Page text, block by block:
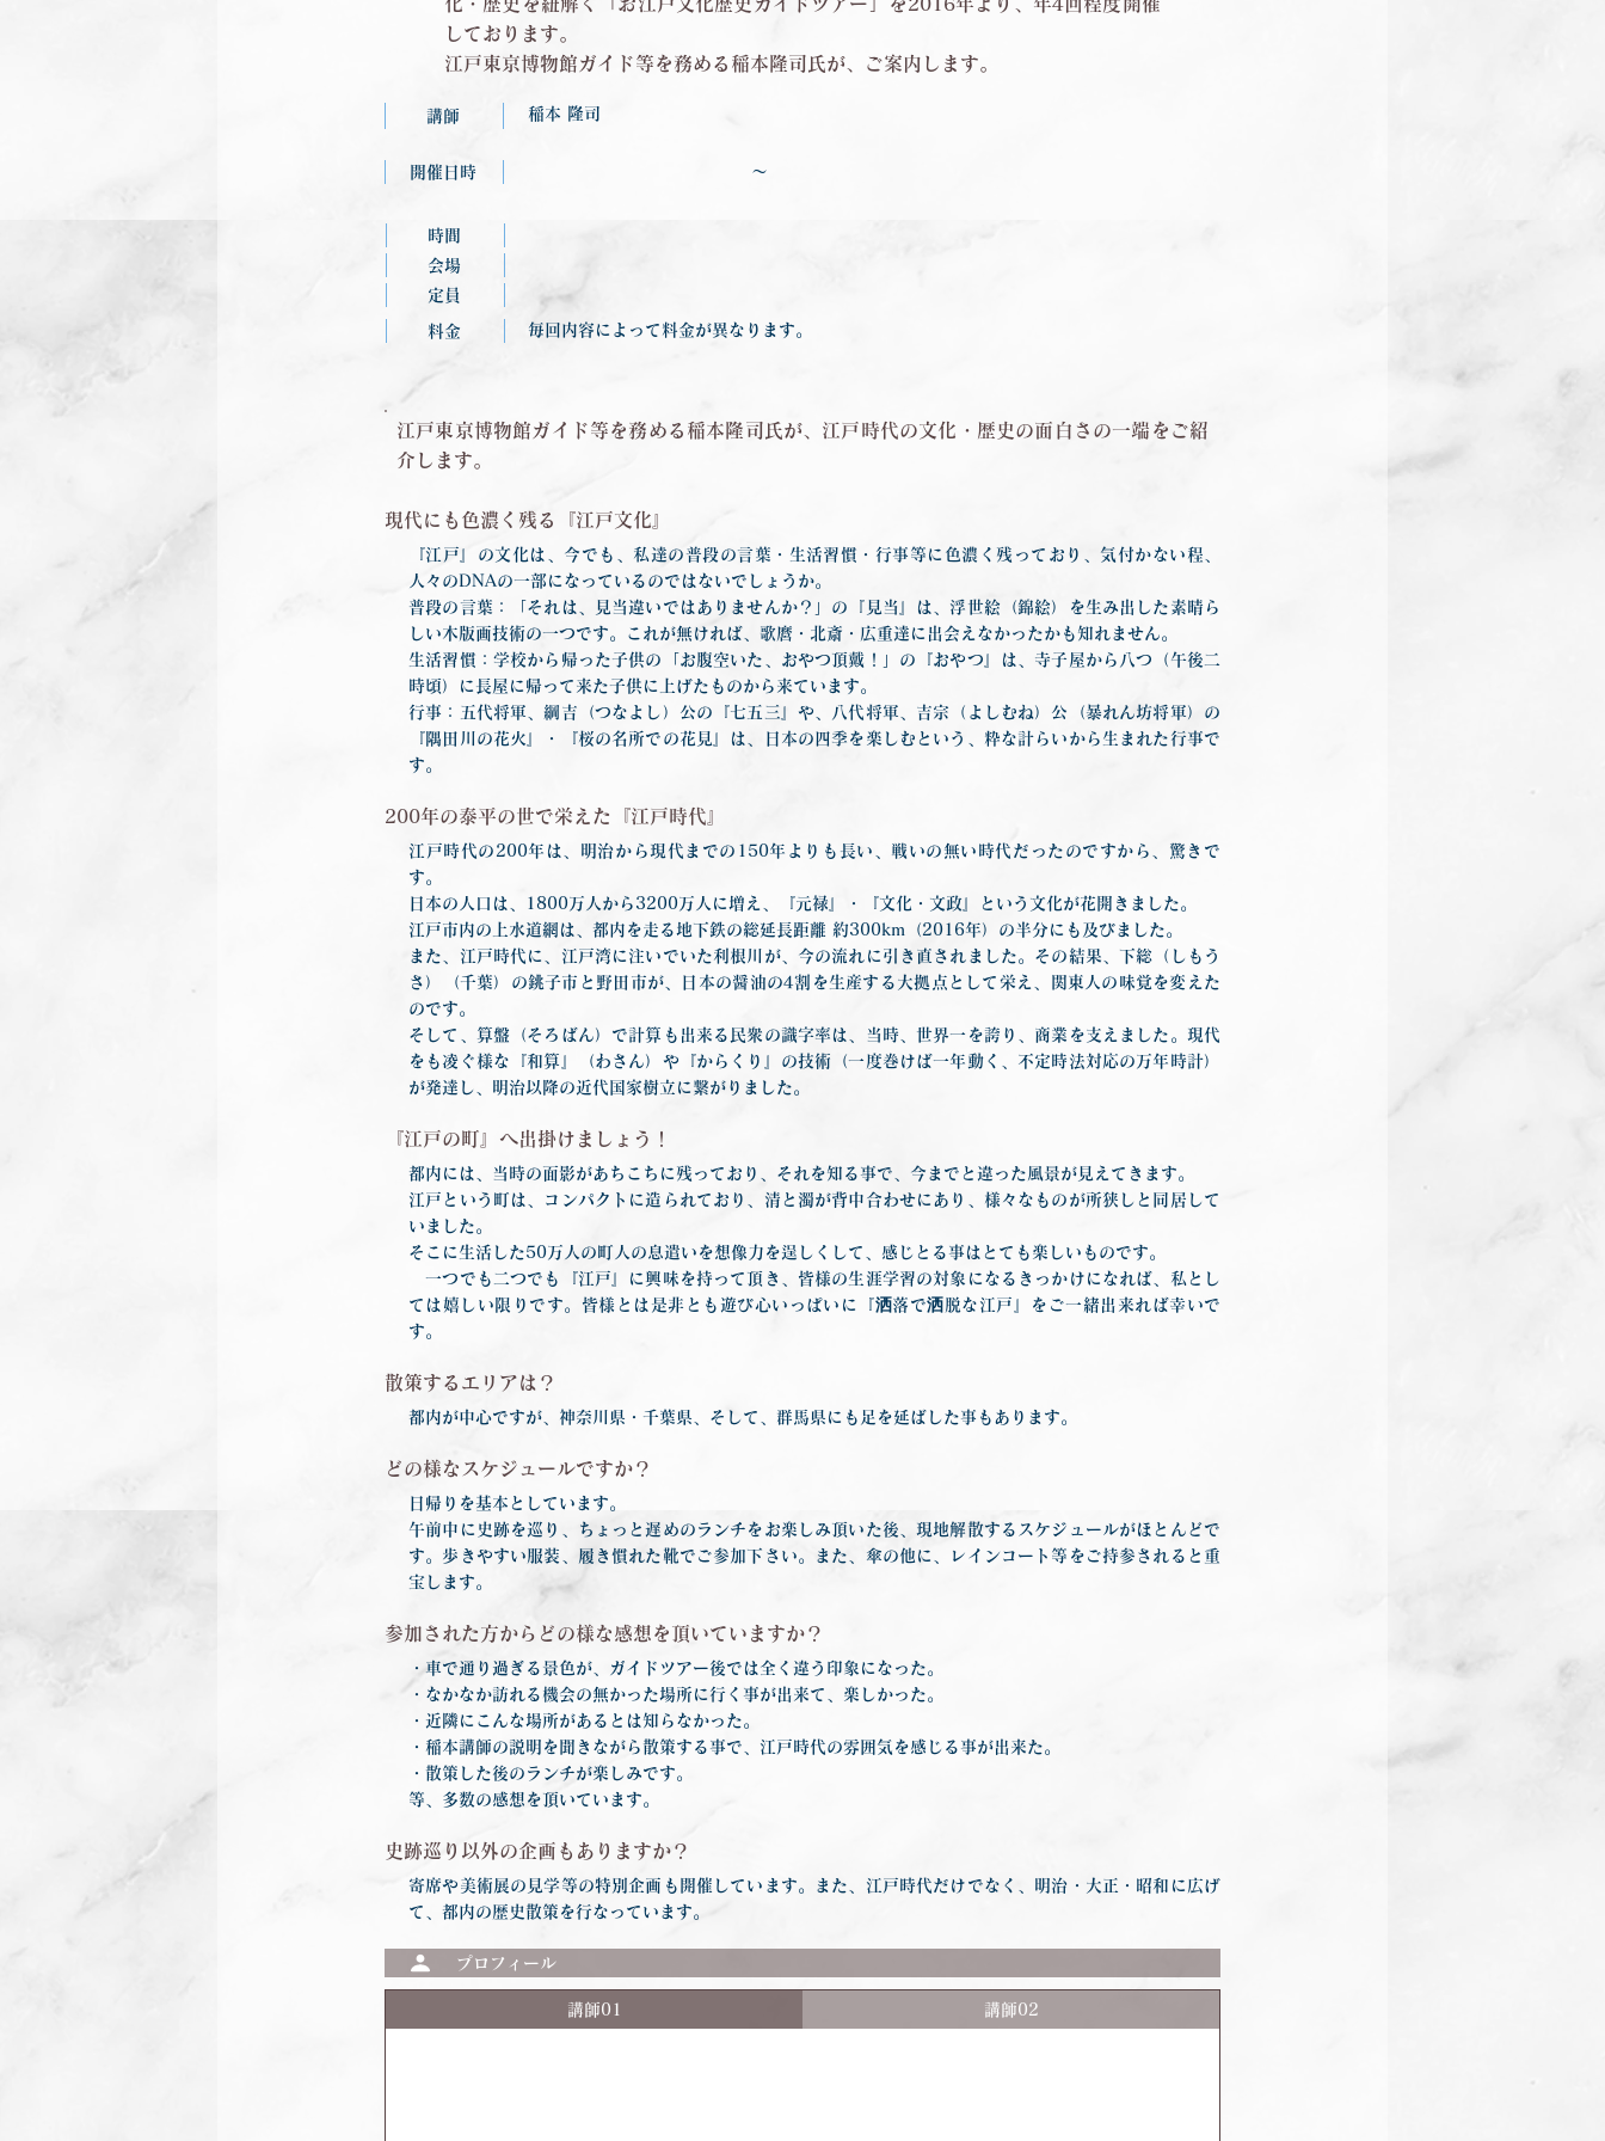
しております。
江戸東京博物館ガイド等を務める稲本隆司氏が、ご案内します。
講師 稲本 隆司
開催日時 〜
時間
会場
定員
料金 毎回内容によって料金が異なります。
江戸東京博物館ガイド等を務める稲本隆司氏が、江戸時代の文化・歴史の面白さの一端をご紹
介します。
現代にも色濃く残る『江戸文化』
『江戸』の文化は、今でも、私達の普段の言葉・生活習慣・行事等に色濃く残っており、気付かない程、
人々のDNAの一部になっているのではないでしょうか。
普段の言葉：「それは、見当違いではありませんか？」の『見当』は、浮世絵（錦絵）を生み出した素晴ら
しい木版画技術の一つです。これが無ければ、歌麿・北斎・広重達に出会えなかったかも知れません。
生活習慣：学校から帰った子供の「お腹空いた、おやつ頂戴！」の『おやつ』は、寺子屋から八つ（午後二
時頃）に長屋に帰って来た子供に上げたものから来ています。
行事：五代将軍、綱吉（つなよし）公の『七五三』や、八代将軍、吉宗（よしむね）公（暴れん坊将軍）の
『隅田川の花火』・『桜の名所での花見』は、日本の四季を楽しむという、粋な計らいから生まれた行事で
す。
200年の泰平の世で栄えた『江戸時代』
江戸時代の200年は、明治から現代までの150年よりも長い、戦いの無い時代だったのですから、驚きで
す。
日本の人口は、1800万人から3200万人に増え、『元禄』・『文化・文政』という文化が花開きました。
江戸市内の上水道網は、都内を走る地下鉄の総延長距離 約300km（2016年）の半分にも及びました。
また、江戸時代に、江戸湾に注いでいた利根川が、今の流れに引き直されました。その結果、下総（しもう
さ）（千葉）の銚子市と野田市が、日本の醤油の4割を生産する大拠点として栄え、関東人の味覚を変えた
のです。
そして、算盤（そろばん）で計算も出来る民衆の識字率は、当時、世界一を誇り、商業を支えました。現代
をも凌ぐ様な『和算』（わさん）や『からくり』の技術（一度巻けば一年動く、不定時法対応の万年時計）
が発達し、明治以降の近代国家樹立に繋がりました。
『江戸の町』へ出掛けましょう！
都内には、当時の面影があちこちに残っており、それを知る事で、今までと違った風景が見えてきます。
江戸という町は、コンパクトに造られており、清と濁が背中合わせにあり、様々なものが所狭しと同居して
いました。
そこに生活した50万人の町人の息遣いを想像力を逞しくして、感じとる事はとても楽しいものです。
一つでも二つでも『江戸』に興味を持って頂き、皆様の生涯学習の対象になるきっかけになれば、私とし
ては嬉しい限りです。皆様とは是非とも遊び心いっぱいに『洒落で洒脱な江戸』をご一緒出来れば幸いで
す。
散策するエリアは？
都内が中心ですが、神奈川県・千葉県、そして、群馬県にも足を延ばした事もあります。
どの様なスケジュールですか？
日帰りを基本としています。
午前中に史跡を巡り、ちょっと遅めのランチをお楽しみ頂いた後、現地解散するスケジュールがほとんどで
す。歩きやすい服装、履き慣れた靴でご参加下さい。また、傘の他に、レインコート等をご持参されると重
宝します。
参加された方からどの様な感想を頂いていますか？
・車で通り過ぎる景色が、ガイドツアー後では全く違う印象になった。
・なかなか訪れる機会の無かった場所に行く事が出来て、楽しかった。
・近隣にこんな場所があるとは知らなかった。
・稲本講師の説明を聞きながら散策する事で、江戸時代の雰囲気を感じる事が出来た。
・散策した後のランチが楽しみです。
等、多数の感想を頂いています。
史跡巡り以外の企画もありますか？
寄席や美術展の見学等の特別企画も開催しています。また、江戸時代だけでなく、明治・大正・昭和に広げ
て、都内の歴史散策を行なっています。
プロフィール
講師01 講師02